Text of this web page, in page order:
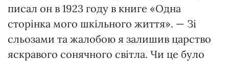
писал он в 1923 году в книге «Одна
сторінка мого шкільного життя». — Зі
сльозами та жалобою я залишив царство
яскравого сонячного світла. Чи це було